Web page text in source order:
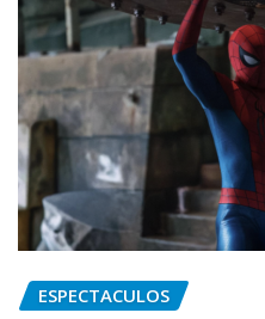
ESPECTACULOS